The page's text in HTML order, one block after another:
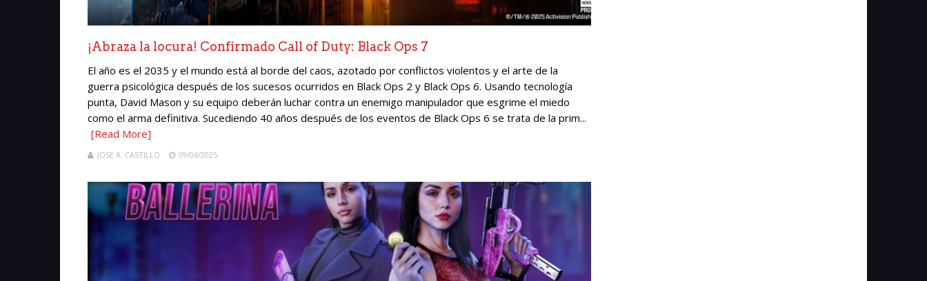
¡Abraza la locura! Confirmado Call of Duty: Black Ops 7
El año es el 2035 y el mundo está al borde del caos, azotado por conflictos violentos y el arte de la
guerra psicológica después de los sucesos ocurridos en Black Ops 2 y Black Ops 6. Usando tecnología
punta, David Mason y su equipo deberán luchar contra un enemigo manipulador que esgrime el miedo
como el arma definitiva. Sucediendo 40 años después de los eventos de Black Ops 6 se trata de la prim...
[Read More]
JOSE A. CASTILLO 09/06/2025